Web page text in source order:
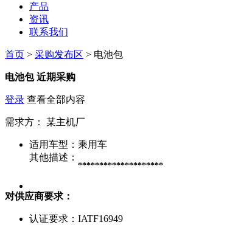
产品
资讯
联系我们
首页 > 采购发布区 > 电池包
电池包 近期采购
登录 查看全部内容
需求方： 某主机厂
适用车型： 乘用车
其他描述：
********************
对供应商要求：
认证要求： IATF16949